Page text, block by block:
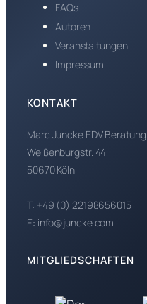
FAQs
Autoren
Veranstaltungen
Impressum
KONTAKT
Marc Juncke EDV Beratung
Weißenburgstr. 44
50670 Köln
T: +49 (0) 22198656015
E: info@juncke.com
MITGLIEDSCHAFTEN